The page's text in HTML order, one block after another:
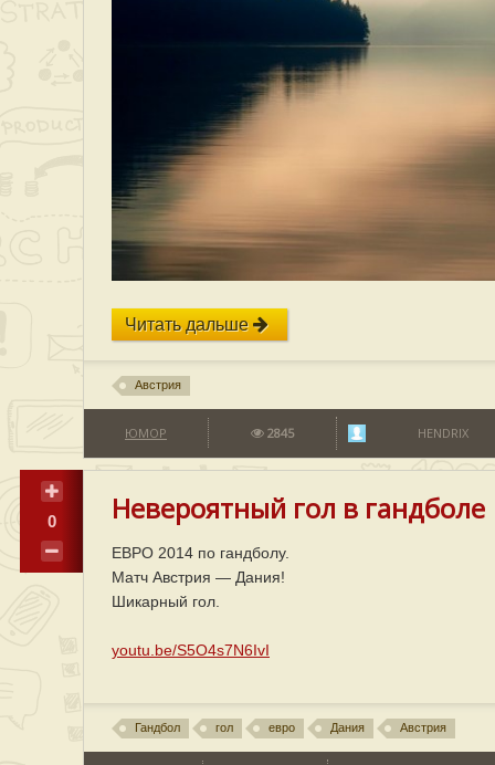
Читать дальше
Австрия
ЮМОР 2845 HENDRIX
0 Невероятный гол в гандболе
ЕВРО 2014 по гандболу.
Матч Австрия — Дания!
Шикарный гол.
youtu.be/S5O4s7N6IvI
Гандбол гол евро Дания Австрия